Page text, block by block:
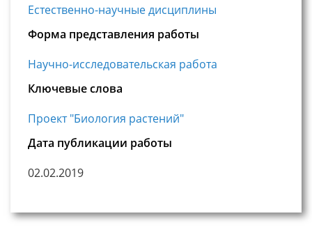
Естественно-научные дисциплины
Форма представления работы
Научно-исследовательская работа
Ключевые слова
Проект "Биология растений"
Дата публикации работы
02.02.2019